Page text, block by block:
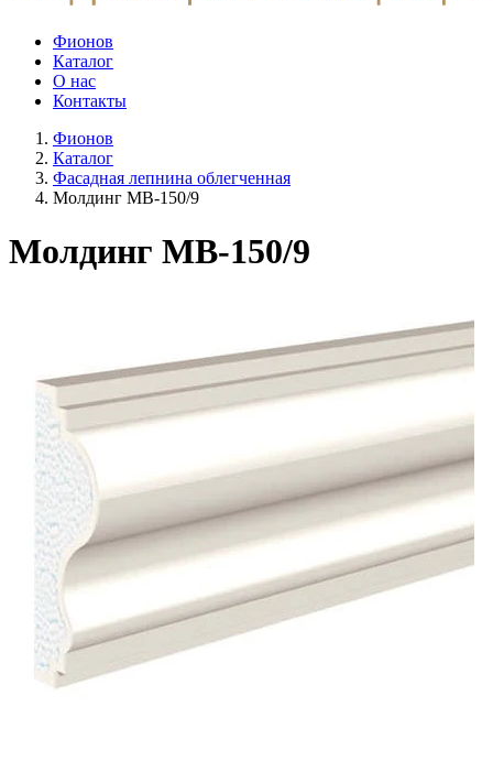
Фионов
Каталог
О нас
Контакты
Фионов
Каталог
Фасадная лепнина облегченная
Молдинг МВ-150/9
Молдинг МВ-150/9